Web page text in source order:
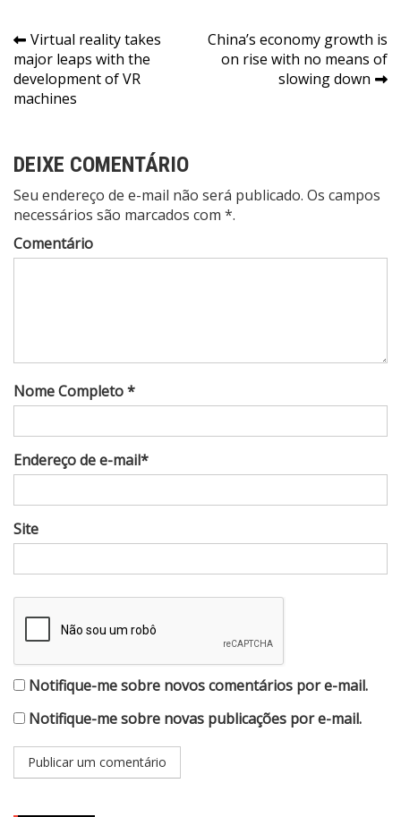
Navegação
de
Post
Virtual reality takes
major leaps with the
development of VR
machines
China’s economy growth is
on rise with no means of
slowing down
DEIXE COMENTÁRIO
Seu endereço de e-mail não será publicado. Os campos
necessários são marcados com *.
Comentário
Nome Completo *
Endereço de e-mail*
Site
Notifique-me sobre novos comentários por e-mail.
Notifique-me sobre novas publicações por e-mail.